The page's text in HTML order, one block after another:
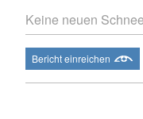
Keine neuen
Bericht einreichen